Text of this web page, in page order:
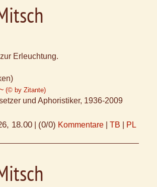
Erleuchtung.
(© by Zitante)
und Aphoristiker, 1936-2009
18.00 (0/0) Kommentare TB PL